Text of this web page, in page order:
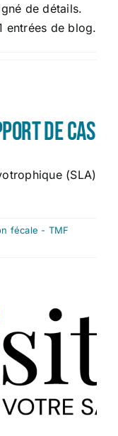
de détails.
entrées de blog.
de cas
(SLA)
fécale - TMF